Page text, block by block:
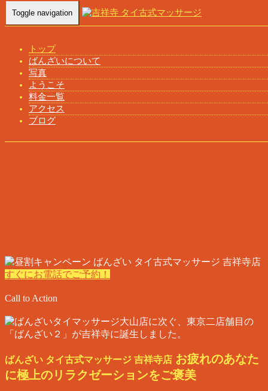
Toggle navigation
トップ
ばんざいについて
写真
ようこそ
料金一覧
アクセス
ブログ
ばんざい タイ古式マッサージ 吉祥寺店
【 お疲れのあなたに極上のリラクゼーションをご褒美 】
すぐにお電話でご予約！
Call to Action
ばんざい タイ古式マッサージ 吉祥寺店 お疲れのあなた
に極上のリラクゼーションをご褒美